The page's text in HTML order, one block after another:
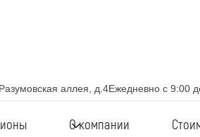
аллея, д.4Ежедневно с 9:00
О компании